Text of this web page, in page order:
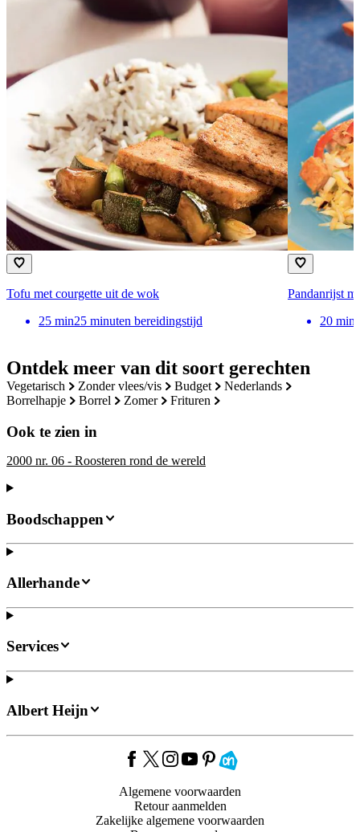
Ontdek meer van dit soort gerechten
vegetarisch zonder vlees/vis budget
nederlands
borrelhapje
borrel zomer frituren
Ook te zien in
2000 nr. 06 - Roosteren rond de wereld
Tofu met courgette uit de wok
25 min25 minuten bereidingstijd
Pandanrijst
20 min
Boodschappen
Allerhande
Services
Albert Heijn
Algemene voorwaarden
Retour aanmelden
Zakelijke algemene voorwaarden